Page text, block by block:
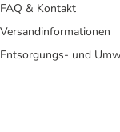
FAQ & Kontakt
Versandinformationen
Entsorgungs- und